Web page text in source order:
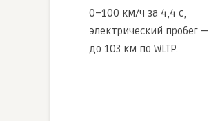
0–100 км/ч за 4,4 с,
электрический пробег —
до 103 км по WLTP.